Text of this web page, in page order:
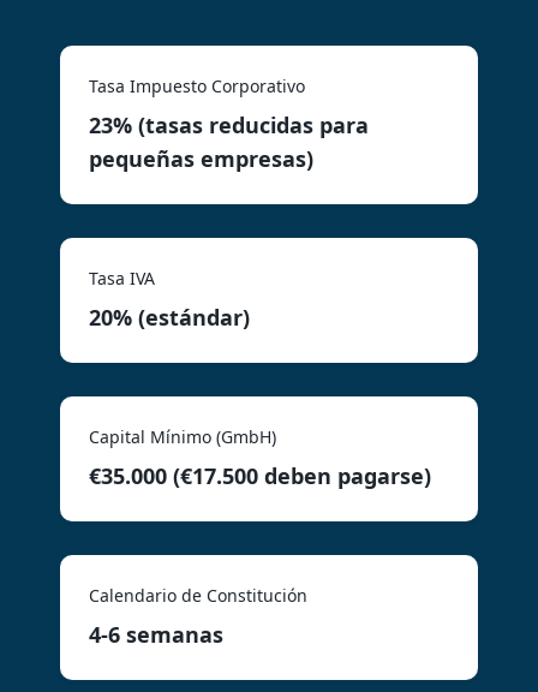
Tasa Impuesto Corporativo
23% (tasas reducidas para
pequeñas empresas)
Tasa IVA
20% (estándar)
Capital Mínimo (GmbH)
€35.000 (€17.500 deben pagarse)
Calendario de Constitución
4-6 semanas